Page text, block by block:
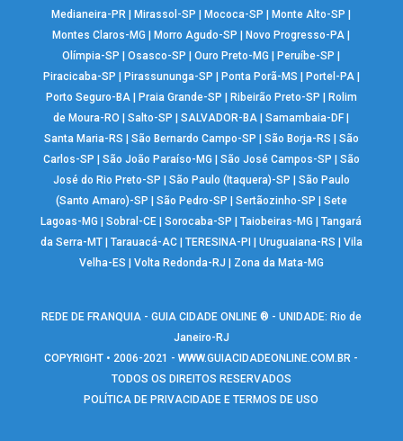
Medianeira-PR |Mirassol-SP |Mococa-SP |Monte Alto-SP |
Montes Claros-MG |Morro Agudo-SP |Novo Progresso-PA |
Olímpia-SP |Osasco-SP |Ouro Preto-MG |Peruíbe-SP |
Piracicaba-SP | Pirassununga-SP | Ponta Porã-MS | Portel-PA|
Porto Seguro-BA| Praia Grande-SP | Ribeirão Preto-SP | Rolim
de Moura-RO |Salto-SP |SALVADOR-BA |Samambaia-DF |
Santa Maria-RS | São Bernardo Campo-SP | São Borja-RS | São
Carlos-SP | São João Paraíso-MG | São José Campos-SP | São
José do Rio Preto-SP | São Paulo (Itaquera)-SP | São Paulo
(Santo Amaro)-SP | São Pedro-SP | Sertãozinho-SP | Sete
Lagoas-MG |Sobral-CE |Sorocaba-SP |Taiobeiras-MG |Tangará
da Serra-MT| Tarauacá-AC| TERESINA-PI | Uruguaiana-RS | Vila
Velha-ES | Volta Redonda-RJ | Zona da Mata-MG
REDE DE FRANQUIA - GUIA CIDADE ONLINE ® - UNIDADE: Rio de
Janeiro-RJ
COPYRIGHT • 2006-2021 -WWW.GUIACIDADEONLINE.COM.BR -
TODOS OS DIREITOS RESERVADOS
POLÍTICA DE PRIVACIDADE E TERMOS DE USO